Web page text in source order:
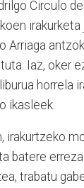
Circulo
Arriaga
Iaz, oker
horrela
ikasleek.
irakurtzeko
batere
trabatu